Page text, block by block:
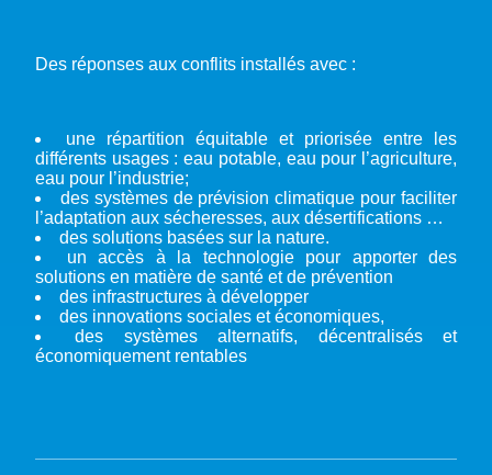
Des réponses aux conflits installés avec :
une répartition équitable et priorisée entre les
différents usages : eau potable, eau pour l’agriculture,
eau pour l’industrie;
des systèmes de prévision climatique pour faciliter
l’adaptation aux sécheresses, aux désertifications …
des solutions basées sur la nature.
un accès à la technologie pour apporter des
solutions en matière de santé et de prévention
des infrastructures à développer
des innovations sociales et économiques,
des systèmes alternatifs, décentralisés et
économiquement rentables